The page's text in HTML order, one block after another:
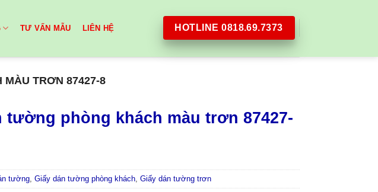
TƯ VẤN MẪU LIÊN HỆ HOTLINE 0818.69.7373
MÀU TRƠN 87427-8
tường phòng khách màu trơn 87427-
tường, Giấy dán tường phòng khách, Giấy dán tường trơn